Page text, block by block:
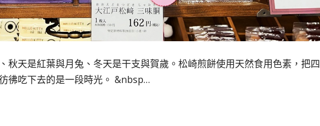
秋天是紅葉與月兔、冬天是干支與賀歲。松崎煎餅使用天然食用色素，把四
彿吃下去的是一段時光。 &nbsp…